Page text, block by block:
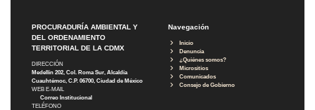
PROCURADURÍA AMBIENTAL Y
DEL ORDENAMIENTO
TERRITORIAL DE LA CDMX
DIRECCIÓN
Medellín 202, Col. Roma Sur, Alcaldía
Cuauhtémoc, C.P. 06700, Ciudad de México
WEB E-MAIL
Correo Institucional
TELÉFONO
Navegación
Inicio
Denuncia
¿Quiénes somos?
Micrositios
Comunicados
Consejo de Gobierno